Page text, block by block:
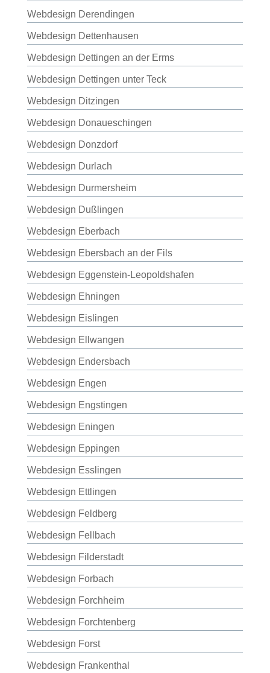
Webdesign Derendingen
Webdesign Dettenhausen
Webdesign Dettingen an der Erms
Webdesign Dettingen unter Teck
Webdesign Ditzingen
Webdesign Donaueschingen
Webdesign Donzdorf
Webdesign Durlach
Webdesign Durmersheim
Webdesign Dußlingen
Webdesign Eberbach
Webdesign Ebersbach an der Fils
Webdesign Eggenstein-Leopoldshafen
Webdesign Ehningen
Webdesign Eislingen
Webdesign Ellwangen
Webdesign Endersbach
Webdesign Engen
Webdesign Engstingen
Webdesign Eningen
Webdesign Eppingen
Webdesign Esslingen
Webdesign Ettlingen
Webdesign Feldberg
Webdesign Fellbach
Webdesign Filderstadt
Webdesign Forbach
Webdesign Forchheim
Webdesign Forchtenberg
Webdesign Forst
Webdesign Frankenthal